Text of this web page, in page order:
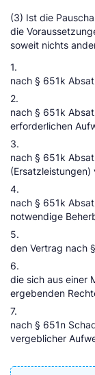
(3) Ist die
die
soweit nichts
1.
nach § 651k
2.
nach § 651k
erforderlichen
3.
nach § 651k
(Ersatzleistungen)
4.
nach § 651k
notwendige
5.
den Vertrag nach
6.
die sich aus einer
ergebenden
7.
nach § 651n
vergeblicher